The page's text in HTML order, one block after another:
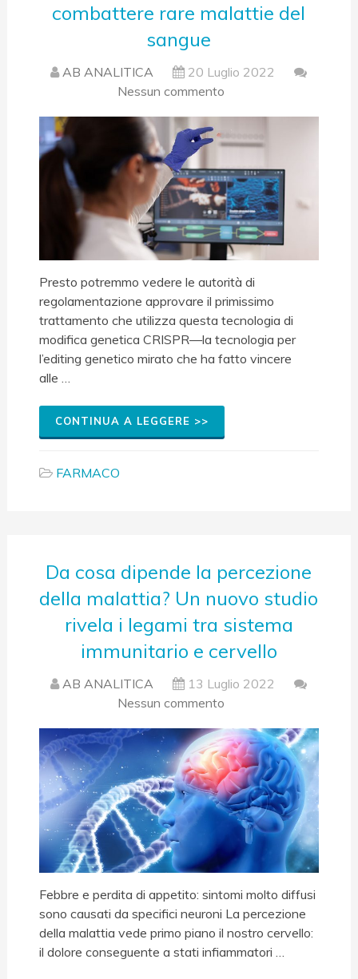
combattere rare malattie del
sangue
AB ANALITICA
20 Luglio 2022
Nessun commento
Presto potremmo vedere le autorità di
regolamentazione approvare il primissimo
trattamento che utilizza questa tecnologia di
modifica genetica CRISPR—la tecnologia per
l’editing genetico mirato che ha fatto vincere
alle …
CONTINUA A LEGGERE >>
FARMACO
Da cosa dipende la percezione
della malattia? Un nuovo studio
rivela i legami tra sistema
immunitario e cervello
AB ANALITICA
13 Luglio 2022
Nessun commento
Febbre e perdita di appetito: sintomi molto diffusi
sono causati da specifici neuroni La percezione
della malattia vede primo piano il nostro cervello:
il dolore conseguente a stati infiammatori …